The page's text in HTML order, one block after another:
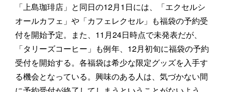
「上島珈琲店」と同日の12月1日には、「エクセルシ
オールカフェ」や「カフェレクセル」も福袋の予約受
付を開始予定。また、11月24日時点で未発表だが、
「タリーズコーヒー」も例年、12月初旬に福袋の予約
受付を開始する。各福袋は希少な限定グッズを入手す
る機会となっている。興味のある人は、気づかない間